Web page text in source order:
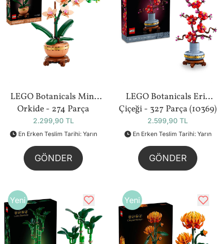
LEGO Botanicals Mini
Orkide - 274 Parça
(10343)
2.299,90 TL
En Erken Teslim Tarihi: Yarın
GÖNDER
LEGO Botanicals Erik
Çiçeği - 327 Parça (10369)
2.599,90 TL
En Erken Teslim Tarihi: Yarın
GÖNDER
Yeni Yeni